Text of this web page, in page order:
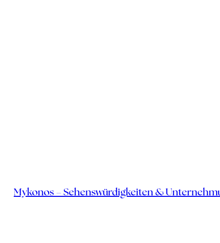
Mykonos – Sehenswürdigkeiten &